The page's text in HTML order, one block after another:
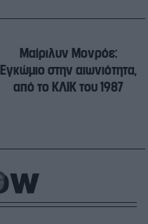
Μαίριλυν Μονρόε:
Εγκώμιο στην αιωνιότητα,
από το ΚΛΙΚ του 1987